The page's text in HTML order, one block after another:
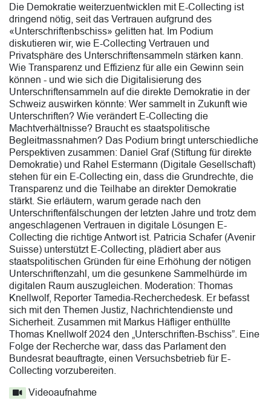
Die Demokratie weiterzuentwicklen mit E-Collecting ist
dringend nötig, seit das Vertrauen aufgrund des
«Unterschriftenbschiss» gelitten hat. Im Podium
diskutieren wir, wie E-Collecting Vertrauen und
Privatsphäre des Unterschriftensammeln stärken kann.
Wie Transparenz und Effizienz für alle ein Gewinn sein
können - und wie sich die Digitalisierung des
Unterschriftensammeln auf die direkte Demokratie in der
Schweiz auswirken könnte: Wer sammelt in Zukunft wie
Unterschriften? Wie verändert E-Collecting die
Machtverhältnisse? Braucht es staatspolitische
Begleitmassnahmen? Das Podium bringt unterschiedliche
Perspektiven zusammen: Daniel Graf (Stiftung für direkte
Demokratie) und Rahel Estermann (Digitale Gesellschaft)
stehen für ein E-Collecting ein, dass die Grundrechte, die
Transparenz und die Teilhabe an direkter Demokratie
stärkt. Sie erläutern, warum gerade nach den
Unterschriftenfälschungen der letzten Jahre und trotz dem
angeschlagenen Vertrauen in digitale Lösungen E-
Collecting die richtige Antwort ist. Patricia Schafer (Avenir
Suisse) unterstützt E-Collecting, plädiert aber aus
staatspolitischen Gründen für eine Erhöhung der nötigen
Unterschriftenzahl, um die gesunkene Sammelhürde im
digitalen Raum auszugleichen. Moderation: Thomas
Knellwolf, Reporter Tamedia-Recherchedesk. Er befasst
sich mit den Themen Justiz, Nachrichtendienste und
Sicherheit. Zusammen mit Markus Häfliger enthüllte
Thomas Knellwolf 2024 den „Unterschriften-Bschiss”. Eine
Folge der Recherche war, dass das Parlament den
Bundesrat beauftragte, einen Versuchsbetrieb für E-
Collecting vorzubereiten.
Videoaufnahme